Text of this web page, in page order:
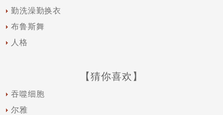
勤洗澡勤换衣
布鲁斯舞
人格
【猜你喜欢】
吞噬细胞
尔雅